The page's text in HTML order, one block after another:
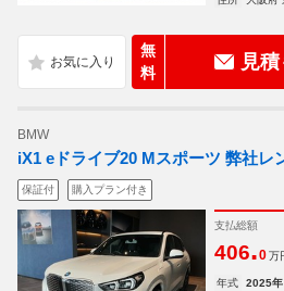
無
料
見
BMW
iX1 eドライブ20 Mスポーツ 弊社
保証付 購入プラン付き
支払総額
406.0 万
年式 2025年